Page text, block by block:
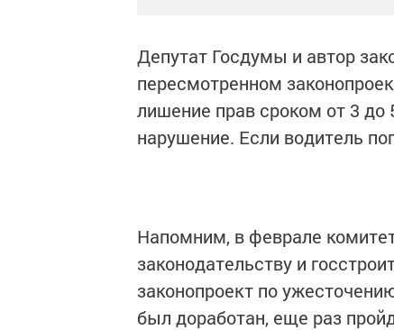
Депутат Госдумы и автор
пересмотренном
лишение прав сроком от 3 до
нарушение. Если водитель
Напомним, в феврале
законодательству и
законопроект по
был доработан, еще раз